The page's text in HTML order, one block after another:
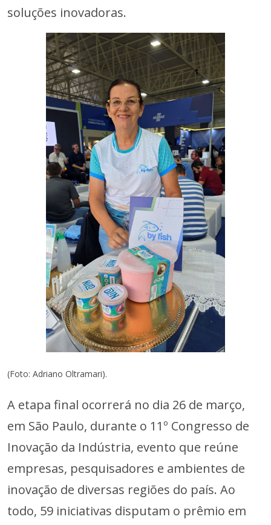
soluções inovadoras.
(Foto: Adriano Oltramari).
A etapa final ocorrerá no dia 26 de março,
em São Paulo, durante o 11º Congresso de
Inovação da Indústria, evento que reúne
empresas, pesquisadores e ambientes de
inovação de diversas regiões do país. Ao
todo, 59 iniciativas disputam o prêmio em